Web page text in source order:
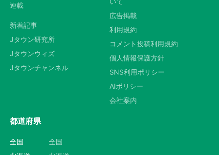
連載
新着記事
Jタウン研究所
Jタウンウィズ
Jタウンチャンネル
広告掲載
利用規約
コメント投稿利用規約
個人情報保護方針
SNS利用ポリシー
AIポリシー
会社案内
都道府県
全国
全国